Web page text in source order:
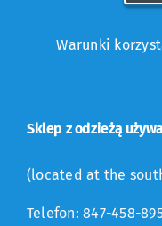
Warunki
Sklep z odzieżą
(located at the
Telefon: 847-458-